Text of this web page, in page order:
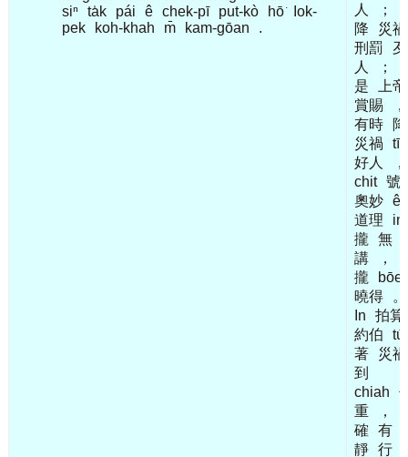
siⁿ
ta̍k pái ê chek-pī put-kò hō͘
Iok-
pek
koh-khah m̄ kam-gōan .
人
；
降
災禍
刑罰
歹
人
；
是
上帝
賞賜
，
有時
降
災禍
tī
好人
，
chit 號
奧妙 ê
道理
in
攏
無
講
，
攏
bōe
曉得
。
In
拍算
約伯
tú
著
災禍
到
chiah
重
，
確
有
靜 行